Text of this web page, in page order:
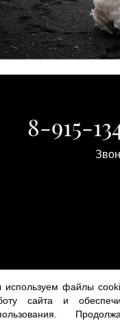
8-915-
в ювелирном
файлы
сайта и